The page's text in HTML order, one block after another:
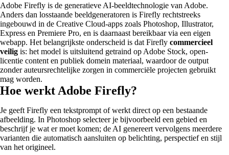
Adobe Firefly is de generatieve AI-beeldtechnologie van Adobe.
Anders dan losstaande beeldgeneratoren is Firefly rechtstreeks
ingebouwd in de Creative Cloud-apps zoals Photoshop, Illustrator,
Express en Premiere Pro, en is daarnaast bereikbaar via een eigen
webapp. Het belangrijkste onderscheid is dat Firefly commercieel
veilig is: het model is uitsluitend getraind op Adobe Stock, open-
licentie content en publiek domein materiaal, waardoor de output
zonder auteursrechtelijke zorgen in commerciële projecten gebruikt
mag worden.
Hoe werkt Adobe Firefly?
Je geeft Firefly een tekstprompt of werkt direct op een bestaande
afbeelding. In Photoshop selecteer je bijvoorbeeld een gebied en
beschrijf je wat er moet komen; de AI genereert vervolgens meerdere
varianten die automatisch aansluiten op belichting, perspectief en stijl
van het origineel.